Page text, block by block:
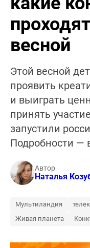
весной
Этой весной
проявить
и выиграть
принять
запустили
Подробности —
Автор
Наталья
Мультиландия
Живая планета